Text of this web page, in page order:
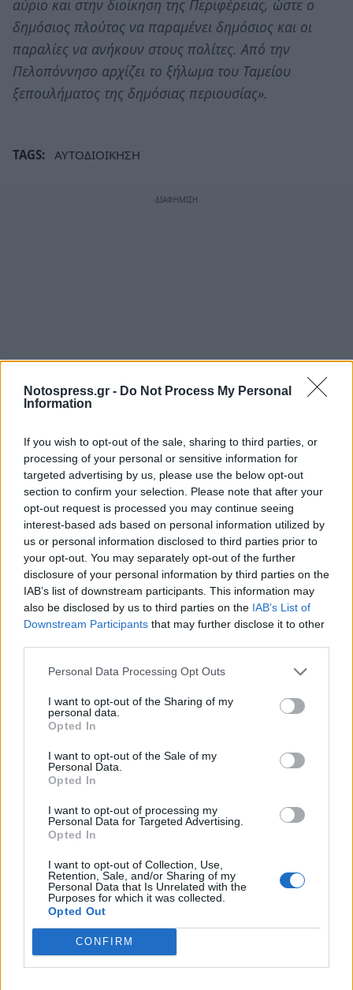
Notospress.gr - Do Not Process My Personal
Information
If you wish to opt-out of the sale, sharing to third parties, or
processing of your personal or sensitive information for
targeted advertising by us, please use the below opt-out
section to confirm your selection. Please note that after your
opt-out request is processed you may continue seeing
interest-based ads based on personal information utilized by
us or personal information disclosed to third parties prior to
your opt-out. You may separately opt-out of the further
disclosure of your personal information by third parties on the
IAB’s list of downstream participants. This information may
also be disclosed by us to third parties on the IAB’s List of
Downstream Participants that may further disclose it to other
Personal Data Processing Opt Outs
I want to opt-out of the Sharing of my
personal data.
Opted In
I want to opt-out of the Sale of my
Personal Data.
Opted In
I want to opt-out of processing my
Personal Data for Targeted Advertising.
Opted In
I want to opt-out of Collection, Use,
Retention, Sale, and/or Sharing of my
Personal Data that Is Unrelated with the
Purposes for which it was collected.
Opted Out
CONFIRM
αύριο και στην διοίκηση της Περιφέρειας, ώστε ο
δημόσιος πλούτος να παραμένει δημόσιος και οι
παραλίες να ανήκουν στους πολίτες. Από την
Πελοπόννησο αρχίζει το ξήλωμα του Ταμείου
ξεπουλήματος της δημόσιας περιουσίας».
TAGS: ΑΥΤΟΔΙΟΙΚΗΣΗ